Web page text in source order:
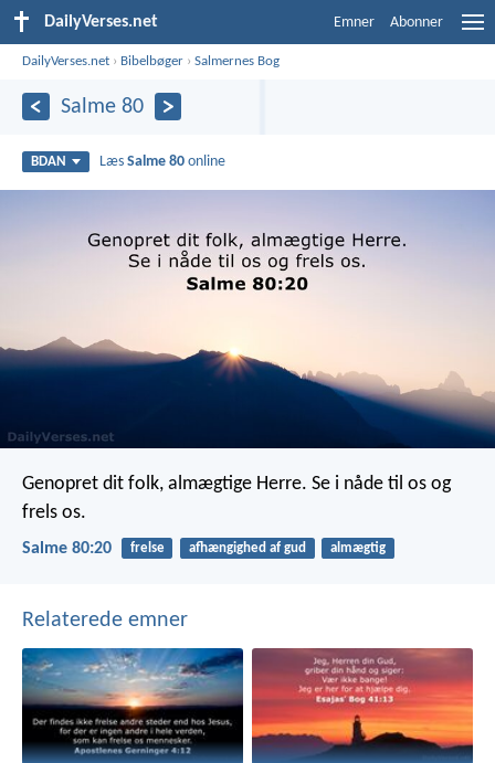
DailyVerses.net Emner Abonner
DailyVerses.net › Bibelbøger ›Salmernes Bog
Salme 80
BDAN LæsSalme 80 online
Genopret dit folk, almægtige Herre. Se i nåde til os og
frels os.
Salme 80:20 frelse afhængighed af gud almægtig
Relaterede emner